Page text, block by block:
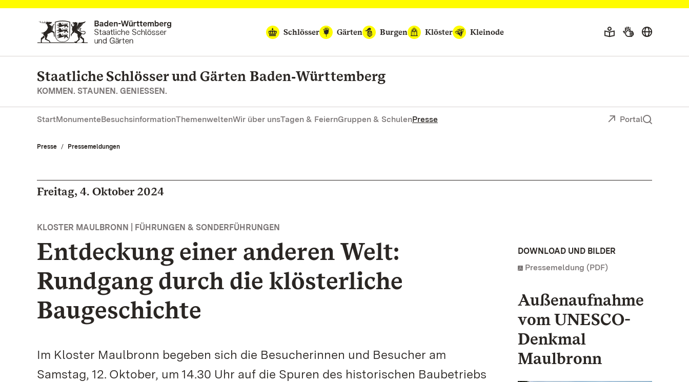
Zum Hauptinhalt springen
Schlösser
Gärten Burgen Klöster Kleinode
Staatliche Schlösser und Gärten Baden‑Württemberg
KOMMEN. STAUNEN. GENIESSEN.
StartMonumenteBesuchsinformationThemenweltenWir über unsTagen & FeiernGruppen & SchulenPresse Portal
Presse Pressemeldungen
Freitag, 4. Oktober 2024
KLOSTER MAULBRONN | FÜHRUNGEN & SONDERFÜHRUNGEN
Entdeckung einer anderen Welt:
Rundgang durch die klösterliche
Baugeschichte
Im Kloster Maulbronn begeben sich die Besucherinnen und Besucher am
Samstag, 12. Oktober, um 14.30 Uhr auf die Spuren des historischen Baubetriebs
DOWNLOAD UND BILDER
Pressemeldung (PDF)
Außenaufnahme
vom UNESCO-
Denkmal
Maulbronn